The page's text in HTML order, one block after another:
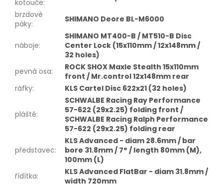
kotouče:
brzdové
páky: SHIMANO Deore BL-M6000
náboje:
SHIMANO MT400-B / MT510-B Disc
Center Lock (15x110mm / 12x148mm /
32 holes)
pevná osa:
ROCK SHOX Maxle Stealth 15x110mm
front / Mr.control 12x148mm rear
ráfky: KLS Cartel Disc 622x21 (32 holes)
pláště:
SCHWALBE Racing Ray Performance
57-622 (29x2.25) folding front /
SCHWALBE Racing Ralph Performance
57-622 (29x2.25) folding rear
představec:
KLS Advanced - diam 28.6mm / bar
bore 31.8mm / 7° / length 80mm (M),
100mm (L)
řídítka:
KLS Advanced FlatBar - diam 31.8mm /
width 720mm